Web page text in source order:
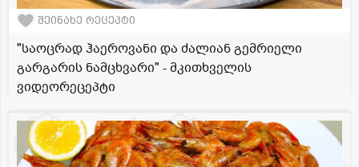
შეინახე რეცეპტი
"საოცრად ჰაეროვანი და ძალიან გემრიელი
გარგარის ნამცხვარი" - მკითხველის
ვიდეორეცეპტი